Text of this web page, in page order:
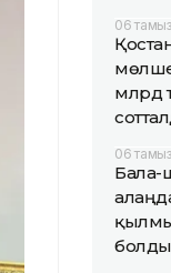
06
млрд
06
Бала-
болды